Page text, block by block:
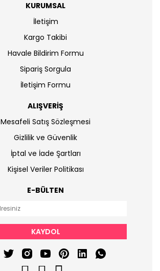
KURUMSAL
İletişim
Kargo Takibi
Havale Bildirim Formu
Sipariş Sorgula
İletişim Formu
ALIŞVERİŞ
Mesafeli Satış Sözleşmesi
Gizlilik ve Güvenlik
İptal ve İade Şartları
Kişisel Veriler Politikası
E-BÜLTEN
KAYDOL